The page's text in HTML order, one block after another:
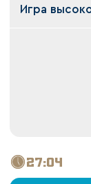
Игра
27:04